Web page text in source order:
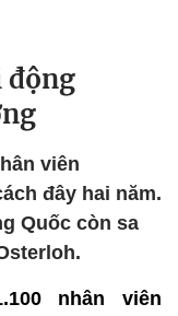
động
viên
đây hai năm.
Quốc còn sa
nhân viên